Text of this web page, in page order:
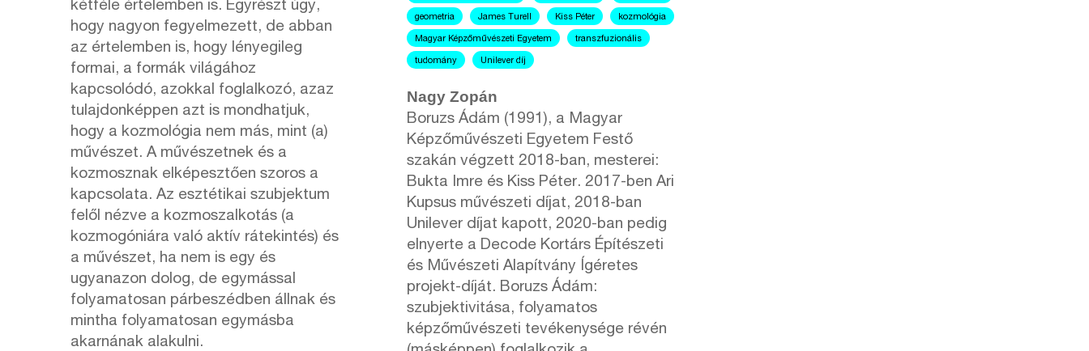
kétféle értelemben is. Egyrészt úgy,
hogy nagyon fegyelmezett, de abban
az értelemben is, hogy lényegileg
formai, a formák világához
kapcsolódó, azokkal foglalkozó, azaz
tulajdonképpen azt is mondhatjuk,
hogy a kozmológia nem más, mint (a)
művészet. A művészetnek és a
kozmosznak elképesztően szoros a
kapcsolata. Az esztétikai szubjektum
felől nézve a kozmoszalkotás (a
kozmogóniára való aktív rátekintés) és
a művészet, ha nem is egy és
ugyanazon dolog, de egymással
folyamatosan párbeszédben állnak és
mintha folyamatosan egymásba
akarnának alakulni.
geometria James Turell Kiss Péter kozmológia
Magyar Képzőművészeti Egyetem transzfuzionális
tudomány Unilever díj
Nagy Zopán
Boruzs Ádám (1991), a Magyar
Képzőművészeti Egyetem Festő
szakán végzett 2018-ban, mesterei:
Bukta Imre és Kiss Péter. 2017-ben Ari
Kupsus művészeti díjat, 2018-ban
Unilever díjat kapott, 2020-ban pedig
elnyerte a Decode Kortárs Építészeti
és Művészeti Alapítvány Ígéretes
projekt-díját. Boruzs Ádám:
szubjektivitása, folyamatos
képzőművészeti tevékenysége révén